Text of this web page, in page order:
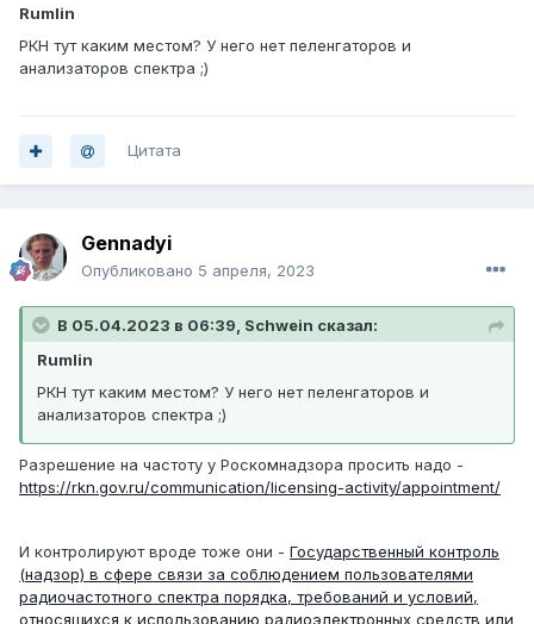
Rumlin
РКН тут каким местом? У него нет пеленгаторов и
анализаторов спектра ;)
Цитата
Gennadyi
Опубликовано 5 апреля, 2023
В 05.04.2023 в 06:39, Schwein сказал:
Rumlin
РКН тут каким местом? У него нет пеленгаторов и
анализаторов спектра ;)
Разрешение на частоту у Роскомнадзора просить надо -
https://rkn.gov.ru/communication/licensing-activity/appointment/
И контролируют вроде тоже они - Государственный контроль
(надзор) в сфере связи за соблюдением пользователями
радиочастотного спектра порядка, требований и условий,
относящихся к использованию радиоэлектронных средств или